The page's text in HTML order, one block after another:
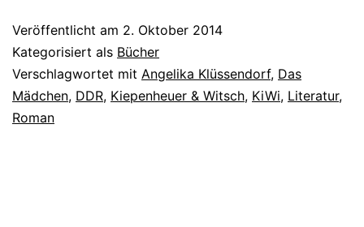
Veröffentlicht am 2. Oktober 2014
Kategorisiert als Bücher
Verschlagwortet mit Angelika Klüssendorf, Das
Mädchen, DDR, Kiepenheuer & Witsch, KiWi, Literatur,
Roman